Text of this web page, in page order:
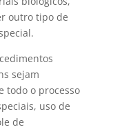
outro tipo de
sejam
todo o processo
uso de
de